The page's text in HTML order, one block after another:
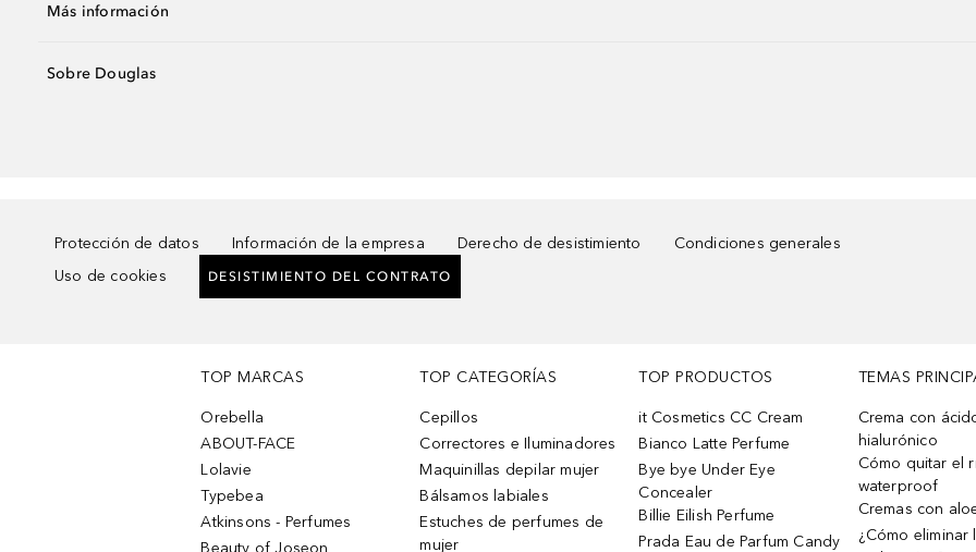
Más información
Sobre Douglas
Protección de datos Información de la empresa Derecho de desistimiento
Condiciones generales
Uso de cookies
DESISTIMIENTO DEL CONTRATO
TOP MARCAS
Orebella
ABOUT-FACE
Lolavie
Typebea
Atkinsons - Perfumes
Beauty of Joseon
TOP CATEGORÍAS
Cepillos
Correctores e Iluminadores
Maquinillas depilar mujer
Bálsamos labiales
Estuches de perfumes de
mujer
TOP PRODUCTOS
it Cosmetics CC Cream
Bianco Latte Perfume
Bye bye Under Eye
Concealer
Billie Eilish Perfume
Prada Eau de Parfum Candy
TEMAS
Crema con
hialurónico
Cómo quitar el
waterproof
Cremas con
¿Cómo eliminar